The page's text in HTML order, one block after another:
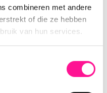
combineren met andere
of die ze hebben
van hun services.
hulp
en zorg dat iedereen